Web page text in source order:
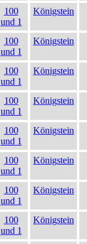
100
und 1
Königstein
100
und 1
Königstein
100
und 1
Königstein
100
und 1
Königstein
100
und 1
Königstein
100
und 1
Königstein
100
und 1
Königstein
100
und 1
Königstein